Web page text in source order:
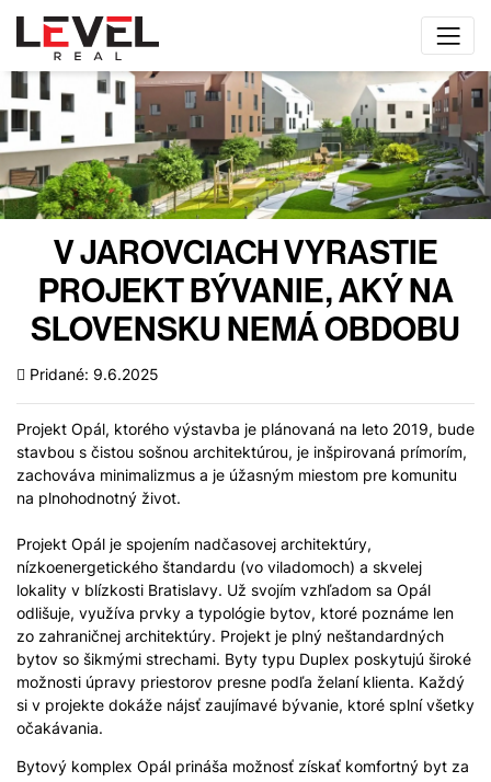
V JAROVCIACH VYRASTIE
PROJEKT BÝVANIE, AKÝ NA
SLOVENSKU NEMÁ OBDOBU
Pridané: 9.6.2025
Projekt Opál, ktorého výstavba je plánovaná na leto 2019, bude
stavbou s čistou sošnou architektúrou, je inšpirovaná prímorím,
zachováva minimalizmus a je úžasným miestom pre komunitu
na plnohodnotný život.
Projekt Opál je spojením nadčasovej architektúry,
nízkoenergetického štandardu (vo viladomoch) a skvelej
lokality v blízkosti Bratislavy. Už svojím vzhľadom sa Opál
odlišuje, využíva prvky a typológie bytov, ktoré poznáme len
zo zahraničnej architektúry. Projekt je plný neštandardných
bytov so šikmými strechami. Byty typu Duplex poskytujú široké
možnosti úpravy priestorov presne podľa želaní klienta. Každý
si v projekte dokáže nájsť zaujímavé bývanie, ktoré splní všetky
očakávania.
Bytový komplex Opál prináša možnosť získať komfortný byt za